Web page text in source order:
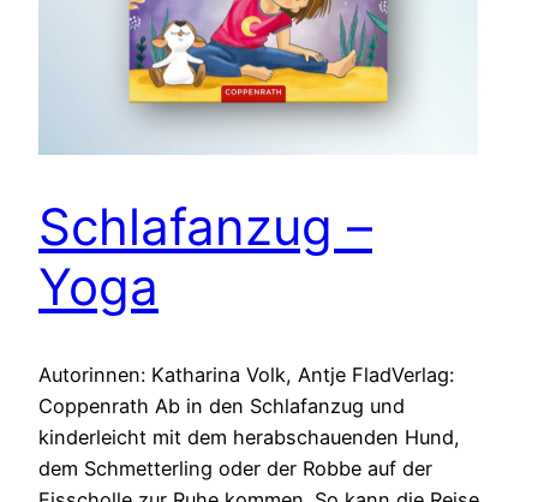
Schlafanzug –
Yoga
Autorinnen: Katharina Volk, Antje FladVerlag:
Coppenrath Ab in den Schlafanzug und
kinderleicht mit dem herabschauenden Hund,
dem Schmetterling oder der Robbe auf der